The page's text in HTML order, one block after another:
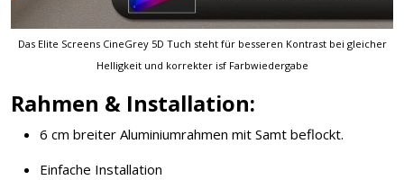
Das Elite Screens CineGrey 5D Tuch steht für besseren Kontrast bei gleicher
Helligkeit und korrekter isf Farbwiedergabe
Rahmen & Installation:
6 cm breiter Aluminiumrahmen mit Samt beflockt.
Einfache Installation